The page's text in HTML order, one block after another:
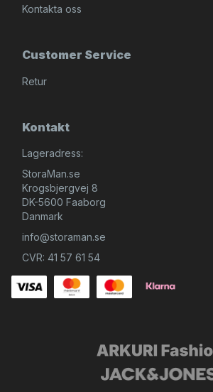
Kontakta oss
Customer Service
Retur
Kontakt
Lageradress:
StoraMan.se
Krogsbjergvej 8
DK-5600 Faaborg
Danmark
info@storaman.se
CVR: 41 57 61 54